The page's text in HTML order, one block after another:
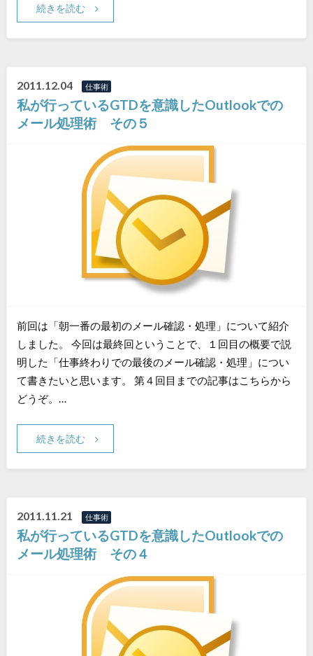
続きを読む
2011.12.04 仕事術
私が行っているGTDを意識したOutlookでの
メール処理術 その５
前回は「朝一番の最初のメール確認・処理」について紹介
しました。 今回は最終回ということで、１回目の概要で説
明した「仕事終わりでの最後のメール確認・処理」につい
て書きたいと思います。 第４回目までの記事はこちらから
どうぞ。…
続きを読む
2011.11.21 仕事術
私が行っているGTDを意識したOutlookでの
メール処理術 その４